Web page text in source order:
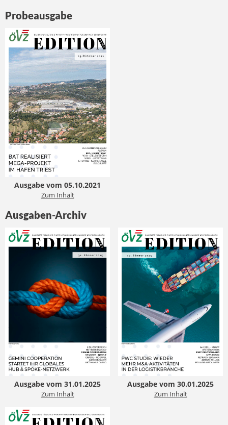
Probeausgabe
Ausgabe vom 05.10.2021
Zum Inhalt
Ausgaben-Archiv
Ausgabe vom 31.01.2025
Zum Inhalt
Ausgabe vom 30.01.2025
Zum Inhalt